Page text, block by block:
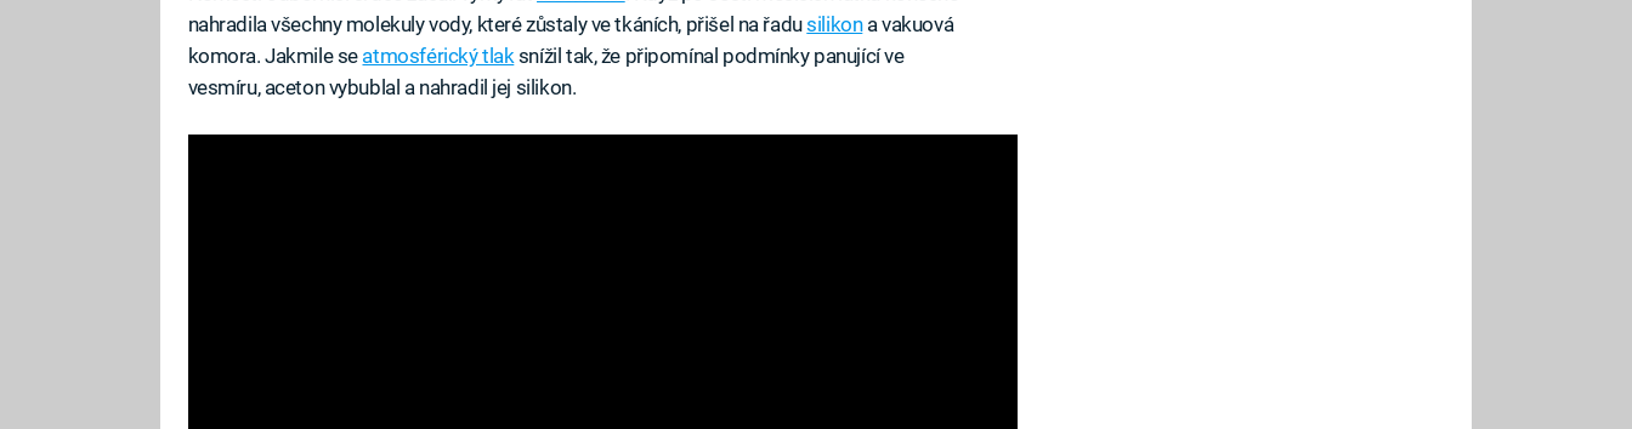
nahradila všechny molekuly vody, které zůstaly ve tkáních, přišel na řadusilikona vakuová
komora. Jakmile se atmosférický tlak snížil tak, že připomínal podmínky panující ve
vesmíru, aceton vybublal a nahradil jej silikon.